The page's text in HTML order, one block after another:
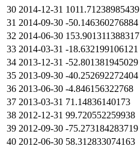
30 2014-12-31 1011.71238985439
31 2014-09-30 -50.146360276884
32 2014-06-30 153.901311388317
33 2014-03-31 -18.632199106121
34 2013-12-31 -52.801381945029
35 2013-09-30 -40.252692272404
36 2013-06-30 -4.846156322768
37 2013-03-31 71.14836140173
38 2012-12-31 99.720552259938
39 2012-09-30 -75.273184283719
40 2012-06-30 58.312833074163